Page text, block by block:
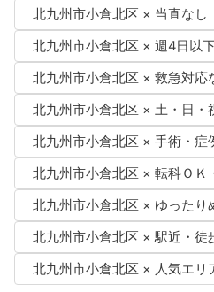
北九州市小倉北区 × 当直なし
北九州市小倉北区 × 週4日以
北九州市小倉北区 × 救急対応
北九州市小倉北区 × 土・日・
北九州市小倉北区 × 手術・症
北九州市小倉北区 × 転科ＯＫ
北九州市小倉北区 × ゆったり
北九州市小倉北区 × 駅近・徒
北九州市小倉北区 × 人気エリ